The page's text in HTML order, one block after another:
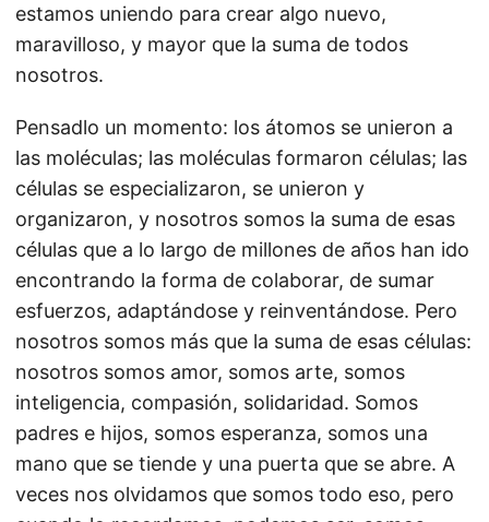
estamos uniendo para crear algo nuevo,
maravilloso, y mayor que la suma de todos
nosotros.
Pensadlo un momento: los átomos se unieron a
las moléculas; las moléculas formaron células; las
células se especializaron, se unieron y
organizaron, y nosotros somos la suma de esas
células que a lo largo de millones de años han ido
encontrando la forma de colaborar, de sumar
esfuerzos, adaptándose y reinventándose. Pero
nosotros somos más que la suma de esas células:
nosotros somos amor, somos arte, somos
inteligencia, compasión, solidaridad. Somos
padres e hijos, somos esperanza, somos una
mano que se tiende y una puerta que se abre. A
veces nos olvidamos que somos todo eso, pero